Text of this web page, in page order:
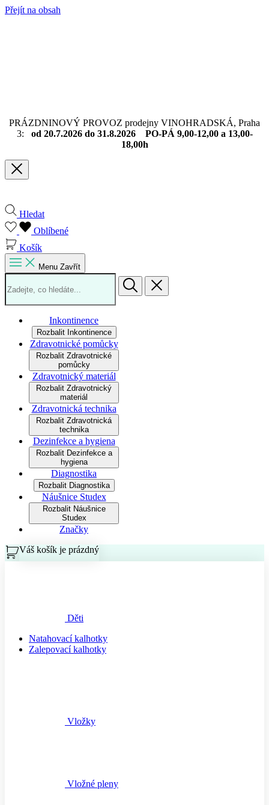
Přejít na obsah
PRÁZDNINOVÝ PROVOZ prodejny VINOHRADSKÁ, Praha
3: od 20.7.2026 do 31.8.2026 PO-PÁ 9,00-12,00 a 13,00-
18,00h
Hledat
Oblíbené
Košík
Menu Zavřít
Inkontinence
Rozbalit Inkontinence
Zdravotnické pomůcky
Rozbalit Zdravotnické
pomůcky
Zdravotnický materiál
Rozbalit Zdravotnický
materiál
Zdravotnická technika
Rozbalit Zdravotnická
technika
Dezinfekce a hygiena
Rozbalit Dezinfekce a
hygiena
Diagnostika
Rozbalit Diagnostika
Náušnice Studex
Rozbalit Náušnice
Studex
Značky
Váš košík je prázdný
Děti
Natahovací kalhotky
Zalepovací kalhotky
Vložky
Vložné pleny